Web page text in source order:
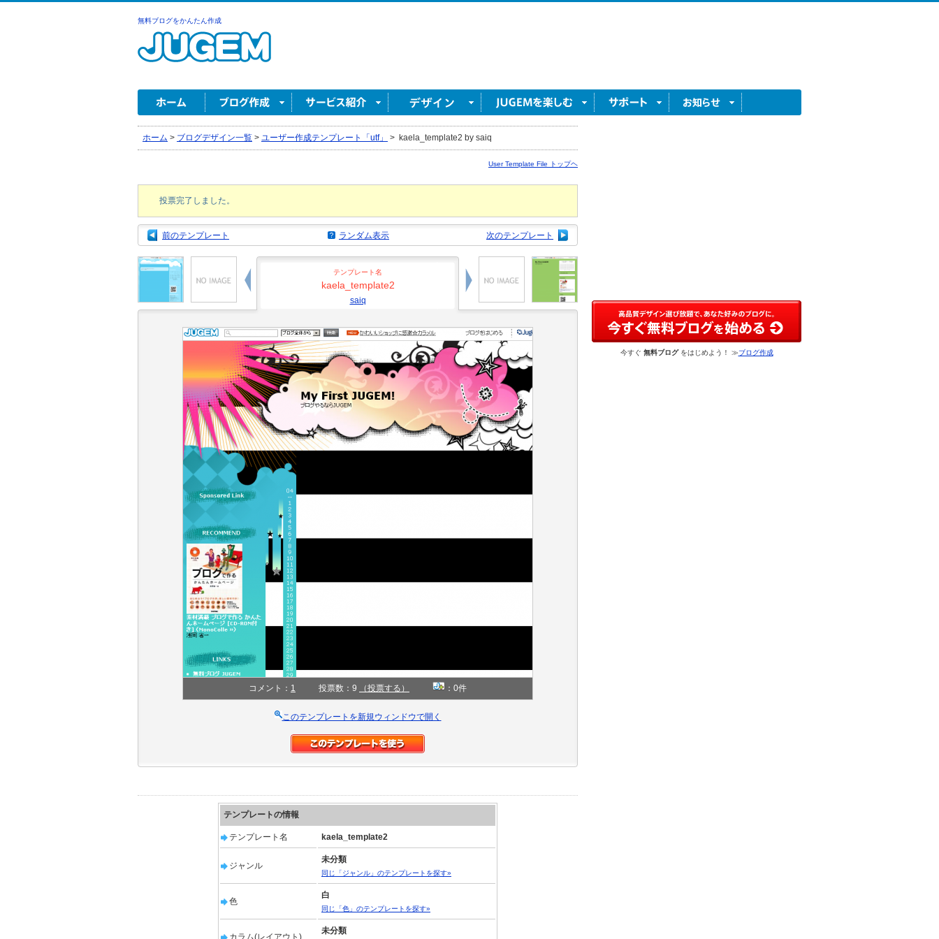
無料ブログをかんたん作成
ホーム > ブログデザイン一覧 > ユーザー作成テンプレート「utf」 > kaela_template2 by saiq
User Template File トップヘ
投票完了しました。
前のテンプレート 次のテンプレート
ランダム表示
テンプレート名
kaela_template2
saiq
コメント： 1 投票数：9 （投票する） ：0件
このテンプレートを新規ウィンドウで開く
テンプレートの情報
テンプレート名 kaela_template2
ジャンル
未分類
同じ「ジャンル」のテンプレートを探す»
色
白
同じ「色」のテンプレートを探す»
カラム(レイアウト)
未分類
今すぐ 無料ブログをはじめよう！ ≫ブログ作成